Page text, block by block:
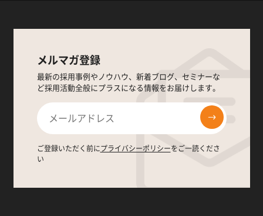
メルマガ登録
最新の採用事例やノウハウ、新着ブログ、セミナーな
ど採用活動全般にプラスになる情報をお届けします。
ご登録いただく前にプライバシーポリシーをご一読くださ
い